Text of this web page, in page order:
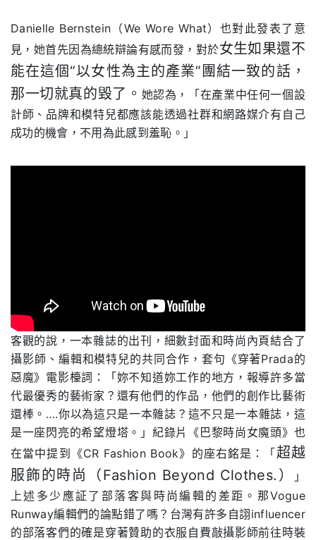
Danielle Bernstein（We Wore What）也對此發表了意
見，她首先因為總統辯論有感而發，對於女生如果還不
能在這個“以女性為主的產業”團結一致的話，
那一切就真的毀了。 她認為，「在產業中任何一個設
計師、品牌和模特兒都應該能透過社群和網路媒介有自己
成功的機會，不用為此感到羞恥。」
客觀的說，一本雜誌的出刊，細數封面和時尚內頁結合了
攝影師、編輯和模特兒的共同合作，套句《穿著Prada的
惡魔》電影檯詞：「妳不知道妳工作的地方，報導許多當
代最優秀的藝術家？還有他們的作品，他們的創作比藝術
還棒。….你以為這只是一本雜誌？這不只是一本雜誌，這
是一座閃亮的希望燈塔。」紀錄片《巴黎時尚女魔頭》也
在當中提到《CR Fashion Book》的座右銘是：「超越
服飾的時尚（Fashion Beyond Clothes.）
」
上述多少應証了部落客與時尚編輯的差距。那Vogue
Runway編輯們的論點錯了嗎？台灣有許多自詡influencer
的部落客們的確是穿著贊助的衣服自費敲攝影師前往時裝